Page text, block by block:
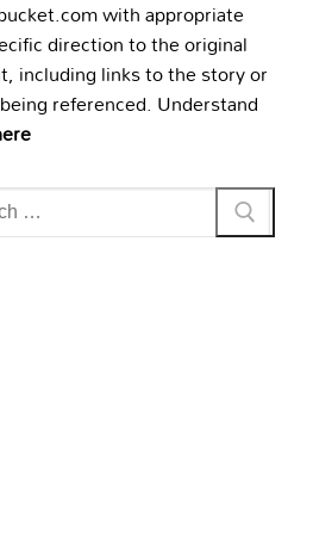
with appropriate
direction to the original
including links to the story or
referenced. Understand